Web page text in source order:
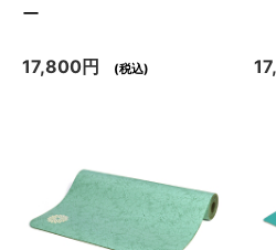
ー
17,800円 (税込)